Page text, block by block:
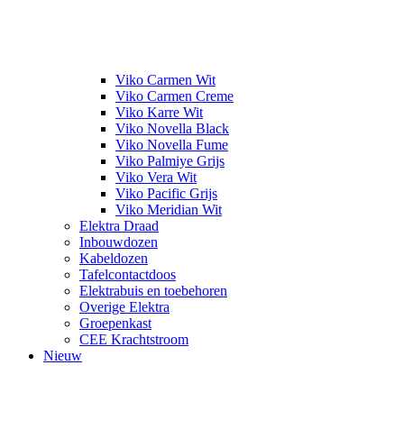
Viko Carmen Wit
Viko Carmen Creme
Viko Karre Wit
Viko Novella Black
Viko Novella Fume
Viko Palmiye Grijs
Viko Vera Wit
Viko Pacific Grijs
Viko Meridian Wit
Elektra Draad
Inbouwdozen
Kabeldozen
Tafelcontactdoos
Elektrabuis en toebehoren
Overige Elektra
Groepenkast
CEE Krachtstroom
Nieuw